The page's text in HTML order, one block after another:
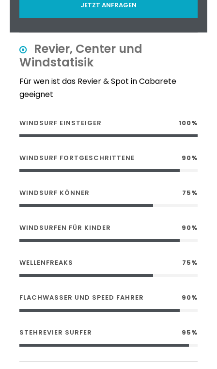
JETZT ANFRAGEN
Revier, Center und
Windstatisik
Für wen ist das Revier & Spot in Cabarete
geeignet
WINDSURF EINSTEIGER 100%
WINDSURF FORTGESCHRITTENE 90%
WINDSURF KÖNNER 75%
WINDSURFEN FÜR KINDER 90%
WELLENFREAKS 75%
FLACHWASSER UND SPEED FAHRER 90%
STEHREVIER SURFER 95%